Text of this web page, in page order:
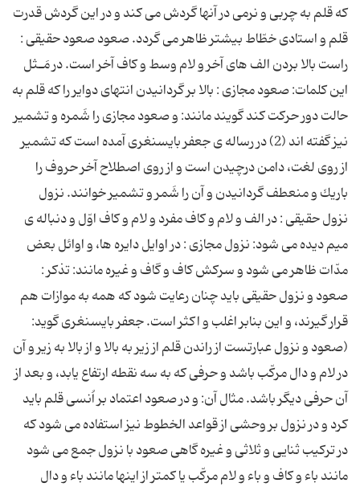
كه قلم به چربی و نرمی در آنها گردش می كند و در این گردش قدرت
قلم و استادی خطّاط بیشتر ظاهر می گردد. صعود صعود حقیقی :
راست بالا بردن الف های آخر و لام وسط و كاف آخر است. در مَـثل
این كلمات: صعود مجازی : بالا بر گردانیدن انتهای دوایر را كه قلم به
حالت دور حركت كند گویند مانند: و صعود مجازی را شَمره و تشمیر
نیز گفته اند (2) در رساله ی جعفر بایسنغری آمده است كه تشمیر
از روی لغت، دامن درچیدن است و از روی اصطلاح آخر حروف را
باریك و منعطف گردانیدن و آن را شَمر و تشمیر خوانند. نزول
نزول حقیقی : در الف و لام و كاف مفرد و لام و كاف اوّل و دنباله ی
میم دیده می شود: نزول مجازی : در اوایل دایره ها، و اوائل بعض
مدّات ظاهر می شود و سركش كاف و گاف و غیره مانند: تذكر :
صعود و نزول حقیقی باید چنان رعایت شود كه همه به موازات هم
قرار گیرند، و این بنابر اغلب و اكثر است. جعفر بایسنغری گوید:
(صعود و نزول عبارتست از راندن قلم از زیر به بالا و از بالا به زیر و آن
در لام و دال مركّب باشد و حرفی كه به سه نقطه ارتفاع یابد، و بعد از
آن حرفی دیگر باشد. مثال آن: و در صعود اعتماد بر اُنسی قلم باید
كرد و در نزول بر وحشی از قواعد الخطوط نیز استفاده می شود كه
در تركیب ثنایی و ثلاثی و غیره گاهی صعود با نزول جمع می شود
مانند باء و كاف و باء و لام مركّب یا كمتر از اینها مانند باء و دال